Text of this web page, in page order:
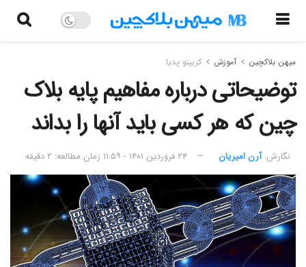
میهن بلاکچین آموزش کریپتو پدیا
توضیحاتی درباره مفاهیم پایه بلاک
چین که هر کسی باید آنها را بداند
نگارش:‌ آرن امیریان ۲۴ فروردین ۱۴۰۱ - ۱۱:۵۹ زمان مطالعه: ۲ دقیقه